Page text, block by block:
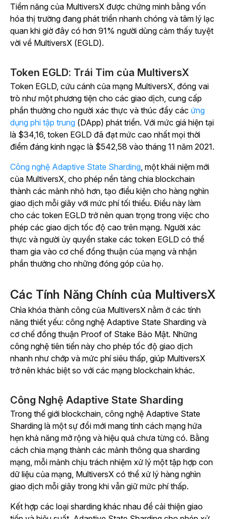
Tiềm năng của MultiversX được chứng minh bằng vốn
hóa thị trường đang phát triển nhanh chóng và tâm lý lạc
quan khi giờ đây có hơn 91% người dùng cảm thấy tuyệt
vời về MultiversX (EGLD).
Token EGLD: Trái Tim của MultiversX
Token EGLD, cứu cánh của mạng MultiversX, đóng vai
trò như một phương tiện cho các giao dịch, cung cấp
phần thưởng cho người xác thực và thúc đẩy các ứng
dụng phi tập trung (DApp) phát triển. Với mức giá hiện tại
là $34,16, token EGLD đã đạt mức cao nhất mọi thời
điểm đáng kinh ngạc là $542,58 vào tháng 11 năm 2021.
Công nghệ Adaptive State Sharding, một khái niệm mới
của MultiversX, cho phép nền tảng chia blockchain
thành các mảnh nhỏ hơn, tạo điều kiện cho hàng nghìn
giao dịch mỗi giây với mức phí tối thiểu. Điều này làm
cho các token EGLD trở nên quan trọng trong việc cho
phép các giao dịch tốc độ cao trên mạng. Người xác
thực và người ủy quyền stake các token EGLD có thể
tham gia vào cơ chế đồng thuận của mạng và nhận
phần thưởng cho những đóng góp của họ.
Các Tính Năng Chính của MultiversX
Chìa khóa thành công của MultiversX nằm ở các tính
năng thiết yếu: công nghệ Adaptive State Sharding và
cơ chế đồng thuận Proof of Stake Bảo Mật. Những
công nghệ tiên tiến này cho phép tốc độ giao dịch
nhanh như chớp và mức phí siêu thấp, giúp MultiversX
trở nên khác biệt so với các mạng blockchain khác.
Công Nghệ Adaptive State Sharding
Trong thế giới blockchain, công nghệ Adaptive State
Sharding là một sự đổi mới mang tính cách mạng hứa
hẹn khả năng mở rộng và hiệu quả chưa từng có. Bằng
cách chia mạng thành các mảnh thông qua sharding
mạng, mỗi mảnh chịu trách nhiệm xử lý một tập hợp con
dữ liệu của mạng, MultiversX có thể xử lý hàng nghìn
giao dịch mỗi giây trong khi vẫn giữ mức phí thấp.
Kết hợp các loại sharding khác nhau để cải thiện giao